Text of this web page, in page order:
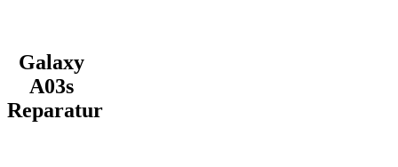
Galaxy
A03s
Reparatur